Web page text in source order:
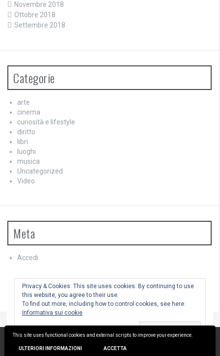
This site uses functional cookies and external scripts to improve your experience.
ULTERIORI INFORMAZIONI ACCETTA
Novembre 2018
Ottobre 2018
Settembre 2018
Categorie
arte
cinema
curiosità e lifestyle
diritto
libri
luoghi
musica
Uncategorized
Video
Meta
Accedi
Feed dei commenti
WordPress.org
Privacy & Cookies: This site uses cookies. By continuing to use
this website, you agree to their use.
To find out more, including how to control cookies, see here:
Informativa sui cookie
Utilizza WordPress Tema:FlyMag